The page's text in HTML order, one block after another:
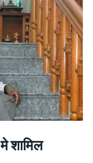
शामिल